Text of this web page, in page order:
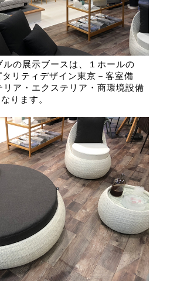
ルの展示ブースは、１ホールの
タリティデザイン東京－客室備
リア・エクステリア・商環境設備
ります。